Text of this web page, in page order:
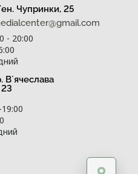
Чупринки, 25
- 20:00
Вʼячеслава